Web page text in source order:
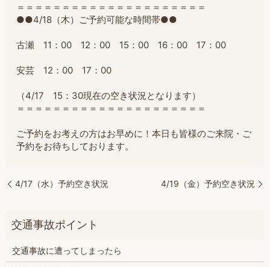
＝＝＝＝＝＝＝＝＝＝＝＝＝＝＝＝＝＝＝＝＝
●●4/18（木）ご予約可能な時間帯●●
古瀬 11：00 12：00 15：00 16：00 17：00
安芸 12：00 17：00
（4/17 15：30現在の空き状況となります）
＝＝＝＝＝＝＝＝＝＝＝＝＝＝＝＝＝＝＝＝＝
ご予約をお考えの方はお早めに！本日も皆様のご来院・ご
予約をお待ちしております。
4/17（水）予約空き状況 4/19（金）予約空き状況
交通事故に遭ってしまったら